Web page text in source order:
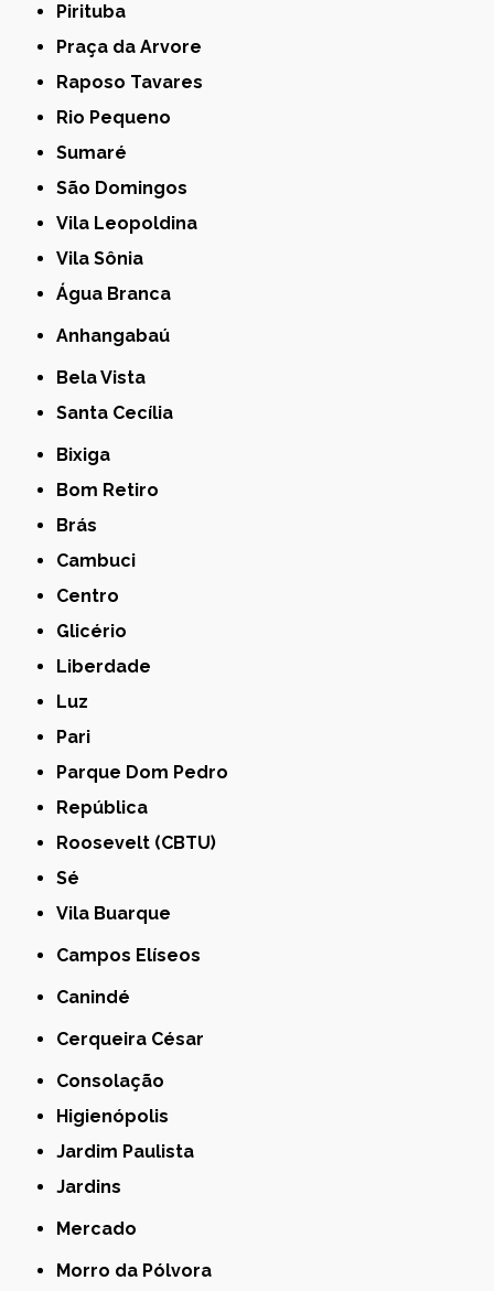
Pirituba
Praça da Arvore
Raposo Tavares
Rio Pequeno
Sumaré
São Domingos
Vila Leopoldina
Vila Sônia
Água Branca
Anhangabaú
Bela Vista
Santa Cecília
Bixiga
Bom Retiro
Brás
Cambuci
Centro
Glicério
Liberdade
Luz
Pari
Parque Dom Pedro
República
Roosevelt (CBTU)
Sé
Vila Buarque
Campos Elíseos
Canindé
Cerqueira César
Consolação
Higienópolis
Jardim Paulista
Jardins
Mercado
Morro da Pólvora